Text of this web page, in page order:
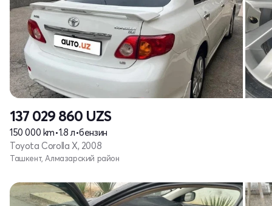
137 029 860 UZS
150 000 km•1.8 л•бензин
Toyota Corolla X, 2008
Ташкент, Алмазарский район